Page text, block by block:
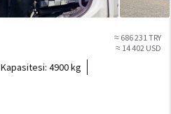
≈ 686 231 TRY
≈ 14 402 USD
Kapasitesi: 4900 kg